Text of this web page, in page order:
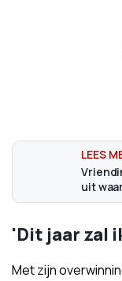
uit
'Dit jaar zal
Met zijn